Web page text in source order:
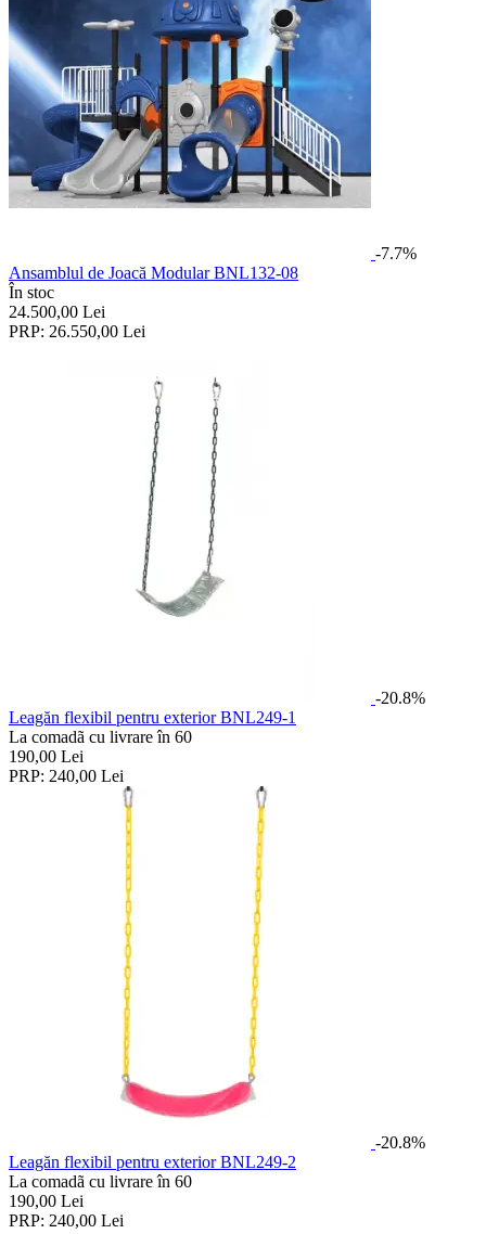
-7.7%
Ansamblul de Joacă Modular BNL132-08
În stoc
24.500,00 Lei
PRP: 26.550,00 Lei
-20.8%
Leagăn flexibil pentru exterior BNL249-1
La comadã cu livrare în 60
190,00 Lei
PRP: 240,00 Lei
-20.8%
Leagăn flexibil pentru exterior BNL249-2
La comadã cu livrare în 60
190,00 Lei
PRP: 240,00 Lei